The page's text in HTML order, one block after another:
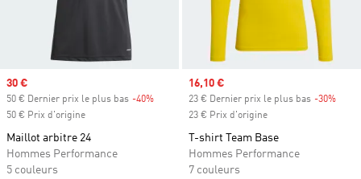
Prix soldé
30 €
50 € Dernier prix le plus bas -40%
50 € Prix d'origine
Maillot arbitre 24
Hommes Performance
5 couleurs
Prix soldé
16,10 €
23 € Dernier prix le plus bas -30%
23 € Prix d'origine
T-shirt Team Base
Hommes Performance
7 couleurs